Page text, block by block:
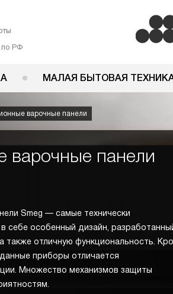
по РФ
МАЛАЯ БЫТОВАЯ
варочные панели
варочные панели
Smeg — самые технически
себе особенный дизайн,
также отличную функциональность.
приборы отличается
Множество механизмов защиты